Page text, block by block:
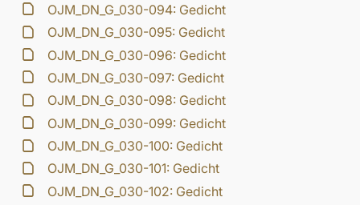
OJM_DN_G_030-094: Gedicht
OJM_DN_G_030-095: Gedicht
OJM_DN_G_030-096: Gedicht
OJM_DN_G_030-097: Gedicht
OJM_DN_G_030-098: Gedicht
OJM_DN_G_030-099: Gedicht
OJM_DN_G_030-100: Gedicht
OJM_DN_G_030-101: Gedicht
OJM_DN_G_030-102: Gedicht